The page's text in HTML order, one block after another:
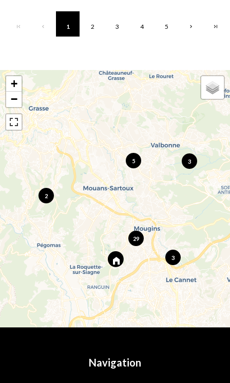
1 2 3 4 5
2
3
3
5
29
+
−
Navigation